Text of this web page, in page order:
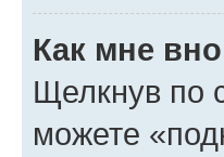
Как мне
Щелкнув по
можете